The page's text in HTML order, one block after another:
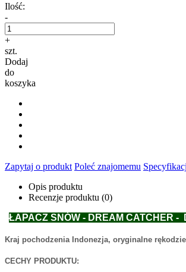
Ilość:
-
+
szt.
Dodaj
do
koszyka
Zapytaj o produkt Poleć znajomemu
Opis produktu
Recenzje produktu (0)
ŁAPACZ SNÓW - DREAM CATCHER -
Kraj pochodzenia Indonezja, oryginalne
CECHY PRODUKTU: